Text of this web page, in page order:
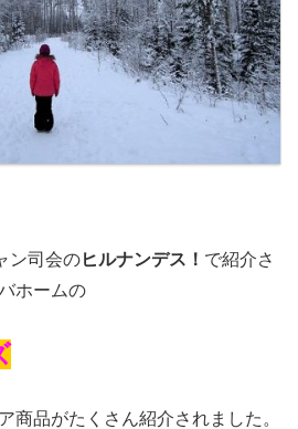
ン司会のヒルナンデス！ で紹介さ
ホームの
商品がたくさん紹介されました。